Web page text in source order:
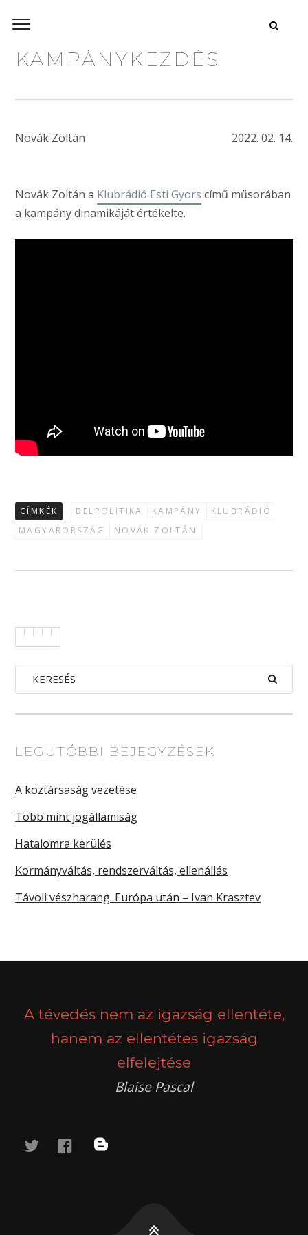
KAMPÁNYKEZDÉS
Novák Zoltán 2022. 02. 14.
Novák Zoltán a Klubrádió Esti Gyors című műsorában
a kampány dinamikáját értékelte.
CÍMKÉK BELPOLITIKA KAMPÁNY
KLUBRÁDIÓ
MAGYARORSZÁG
NOVÁK ZOLTÁN
LEGUTÓBBI BEJEGYZÉSEK
A köztársaság vezetése
Több mint jogállamiság
Hatalomra kerülés
Kormányváltás, rendszerváltás, ellenállás
Távoli vészharang. Európa után – Ivan Krasztev
A tévedés nem az igazság ellentéte,
hanem az ellentétes igazság
elfelejtése
Blaise Pascal
twitterfacebook
blog